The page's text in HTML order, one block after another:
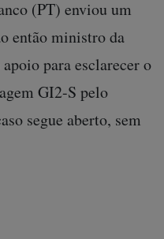
(PT) enviou um
então ministro da
para esclarecer o
GI2-S pelo
segue aberto, sem